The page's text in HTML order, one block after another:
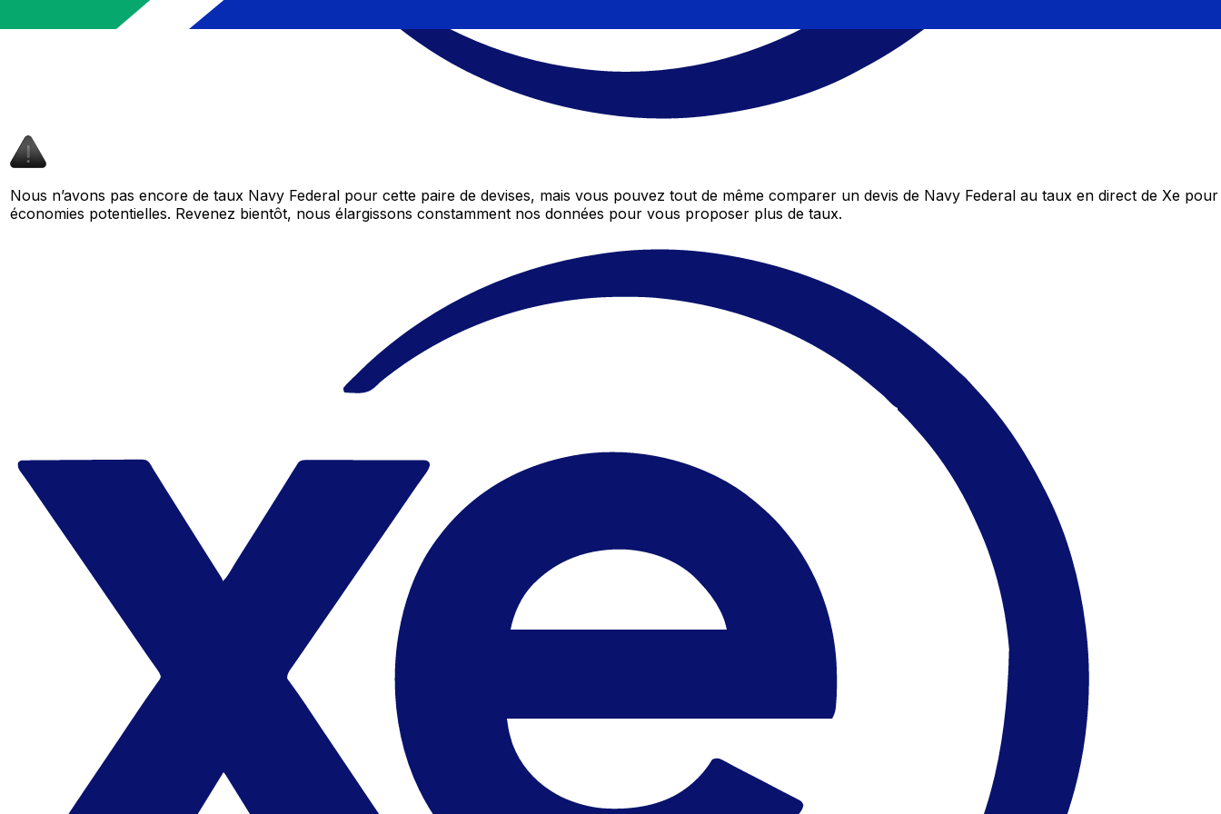
Nous n’avons pas encore de taux Navy Federal pour cette paire de devises, mais vous pouvez tout de même comparer un devis de Navy Federal au taux en direct de Xe
économies potentielles. Revenez bientôt, nous élargissons constamment nos données pour vous proposer plus de taux.